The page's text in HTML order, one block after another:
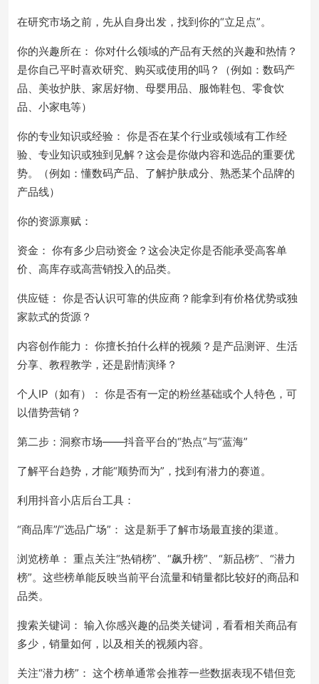
在研究市场之前，先从自身出发，找到你的“立足点”。
你的兴趣所在： 你对什么领域的产品有天然的兴趣和热情？
是你自己平时喜欢研究、购买或使用的吗？（例如：数码产
品、美妆护肤、家居好物、母婴用品、服饰鞋包、零食饮
品、小家电等）
你的专业知识或经验： 你是否在某个行业或领域有工作经
验、专业知识或独到见解？这会是你做内容和选品的重要优
势。（例如：懂数码产品、了解护肤成分、熟悉某个品牌的
产品线）
你的资源禀赋：
资金： 你有多少启动资金？这会决定你是否能承受高客单
价、高库存或高营销投入的品类。
供应链： 你是否认识可靠的供应商？能拿到有价格优势或独
家款式的货源？
内容创作能力： 你擅长拍什么样的视频？是产品测评、生活
分享、教程教学，还是剧情演绎？
个人IP（如有）： 你是否有一定的粉丝基础或个人特色，可
以借势营销？
第二步：洞察市场——抖音平台的“热点”与“蓝海”
了解平台趋势，才能“顺势而为”，找到有潜力的赛道。
利用抖音小店后台工具：
“商品库”/“选品广场”： 这是新手了解市场最直接的渠道。
浏览榜单： 重点关注“热销榜”、“飙升榜”、“新品榜”、“潜力
榜”。这些榜单能反映当前平台流量和销量都比较好的商品和
品类。
搜索关键词： 输入你感兴趣的品类关键词，看看相关商品有
多少，销量如何，以及相关的视频内容。
关注“潜力榜”： 这个榜单通常会推荐一些数据表现不错但竞